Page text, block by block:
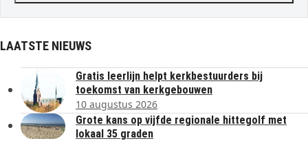
LAATSTE NIEUWS
Gratis leerlijn helpt kerkbestuurders bij
toekomst van kerkgebouwen
10 augustus 2026
Grote kans op vijfde regionale hittegolf met
lokaal 35 graden